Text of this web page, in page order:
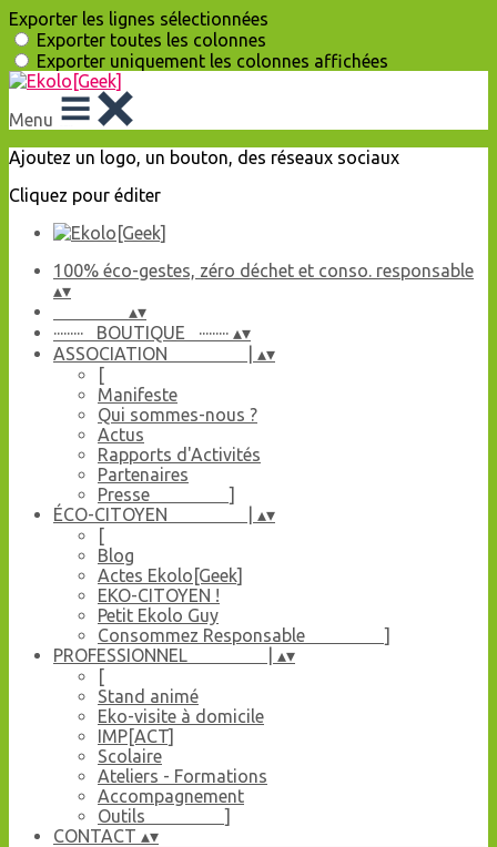
Exporter les lignes sélectionnées
Exporter toutes les colonnes
Exporter uniquement les colonnes affichées
Menu
Ajoutez un logo, un bouton, des réseaux sociaux
Cliquez pour éditer
100% éco-gestes, zéro déchet et conso. responsable
▴▾
▴▾
········· BOUTIQUE ········· ▴▾
ASSOCIATION | ▴▾
[
Manifeste
Qui sommes-nous ?
Actus
Rapports d'Activités
Partenaires
Presse ]
ÉCO-CITOYEN | ▴▾
[
Blog
Actes Ekolo[Geek]
EKO-CITOYEN !
Petit Ekolo Guy
Consommez Responsable ]
PROFESSIONNEL | ▴▾
[
Stand animé
Eko-visite à domicile
IMP[ACT]
Scolaire
Ateliers - Formations
Accompagnement
Outils ]
CONTACT ▴▾